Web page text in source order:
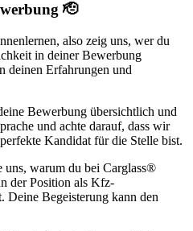
🫡
also zeig uns, wer du
in deiner Bewerbung
deinen Erfahrungen und
Bewerbung übersichtlich und
und achte darauf, dass wir
Kandidat für die Stelle bist.
uns, warum du bei Carglass®
der Position als Kfz-
Begeisterung kann den